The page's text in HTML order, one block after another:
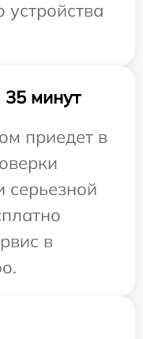
минут
приедет в
серьезной
в